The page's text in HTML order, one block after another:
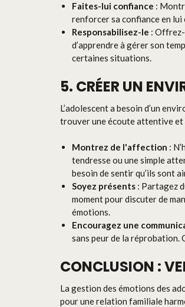
Faites-lui confiance :
renforcer sa confiance en
Responsabilisez-le : Offrez-
d’apprendre à gérer son
certaines situations.
5. CRÉER UN
L’adolescent a besoin d’un
trouver une écoute attentive et
Montrez de l'affection :
tendresse ou une simple
besoin de sentir qu’ils sont
Soyez présents : Partagez
moment pour discuter de
émotions.
Encouragez une
sans peur de la réprobation.
CONCLUSION :
La gestion des émotions des
pour une relation familiale